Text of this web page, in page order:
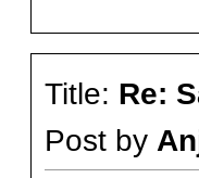
Title: Re:
Post by